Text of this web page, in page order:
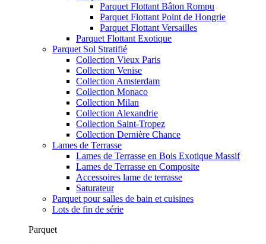
Parquet Flottant Bâton Rompu
Parquet Flottant Point de Hongrie
Parquet Flottant Versailles
Parquet Flottant Exotique
Parquet Sol Stratifié
Collection Vieux Paris
Collection Venise
Collection Amsterdam
Collection Monaco
Collection Milan
Collection Alexandrie
Collection Saint-Tropez
Collection Dernière Chance
Lames de Terrasse
Lames de Terrasse en Bois Exotique Massif
Lames de Terrasse en Composite
Accessoires lame de terrasse
Saturateur
Parquet pour salles de bain et cuisines
Lots de fin de série
Parquet